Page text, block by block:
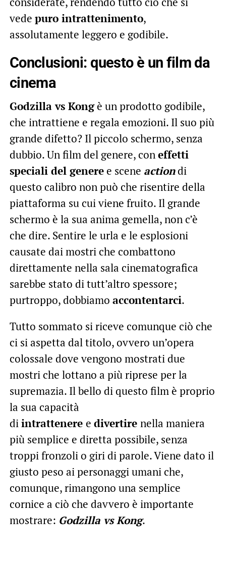
vede puro intrattenimento,
assolutamente leggero e godibile.
Conclusioni: questo è un film da
cinema
Godzilla vs Kongè un prodotto godibile,
che intrattiene e regala emozioni. Il suo più
grande difetto? Il piccolo schermo, senza
dubbio. Un film del genere, coneffetti
speciali del generee scene actiondi
questo calibro non può che risentire della
piattaforma su cui viene fruito. Il grande
schermo è la sua anima gemella, non c’è
che dire. Sentire le urla e le esplosioni
causate dai mostri che combattono
direttamente nella sala cinematografica
sarebbe stato di tutt’altro spessore;
purtroppo, dobbiamo accontentarci.
Tutto sommato si riceve comunque ciò che
ci si aspetta dal titolo, ovvero un’opera
colossale dove vengono mostrati due
mostri che lottano a più riprese per la
supremazia. Il bello di questo film è proprio
la sua capacità
diintrattenere e divertire nella maniera
più semplice e diretta possibile, senza
troppi fronzoli o giri di parole. Viene dato il
giusto peso ai personaggi umani che,
comunque, rimangono una semplice
cornice a ciò che davvero è importante
mostrare: Godzilla vs Kong.